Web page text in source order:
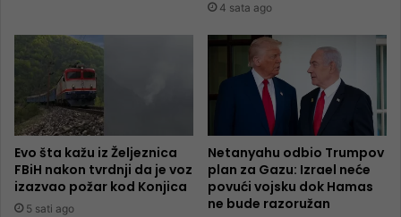
4 sata ago
Evo šta kažu iz Željeznica
FBiH nakon tvrdnji da je voz
izazvao požar kod Konjica
5 sati ago
Netanyahu odbio Trumpov
plan za Gazu: Izrael neće
povući vojsku dok Hamas
ne bude razoružan